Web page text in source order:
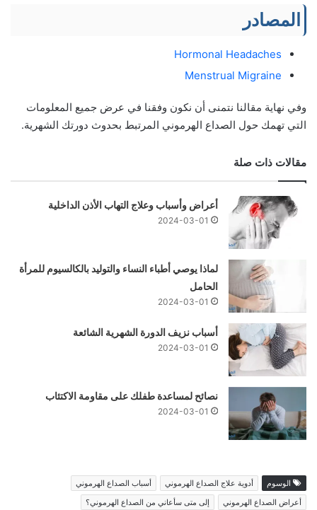
المصادر
Hormonal Headaches
Menstrual Migraine
وفي نهاية مقالنا نتمنى أن نكون وفقنا في عرض جميع المعلومات
التي تهمك حول الصداع الهرموني المرتبط بحدوث دورتك الشهرية.
مقالات ذات صلة
أعراض وأسباب وعلاج التهاب الأذن الداخلية
2024-03-01
لماذا يوصي أطباء النساء والتوليد بالكالسيوم للمرأة
الحامل
2024-03-01
أسباب نزيف الدورة الشهرية الشائعة
2024-03-01
نصائح لمساعدة طفلك على مقاومة الاكتئاب
2024-03-01
الوسوم أدوية علاج الصداع الهرموني
أسباب الصداع الهرموني
أعراض الصداع الهرموني
إلى متى سأعاني من الصداع الهرموني؟